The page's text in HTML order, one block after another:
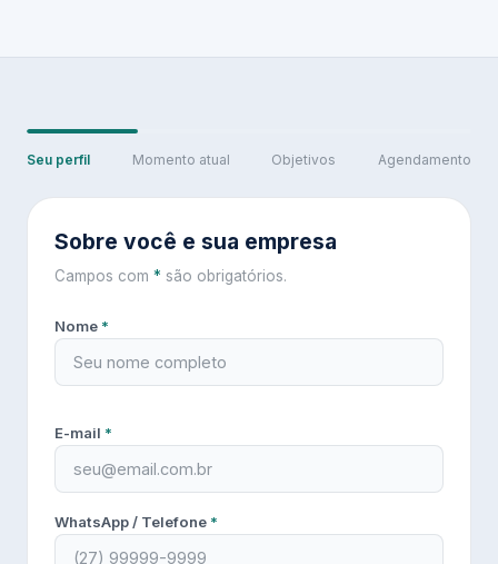
Seu perfil Momento atual Objetivos Agendamento
Sobre você e sua empresa
Campos com * são obrigatórios.
Nome *
E-mail *
WhatsApp / Telefone *